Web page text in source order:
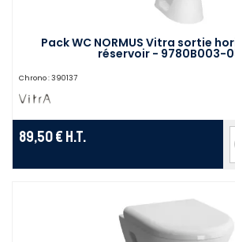
Pack WC NORMUS Vitra sortie
réservoir - 9780B003-
Chrono : 390137
89,50 € H.T.